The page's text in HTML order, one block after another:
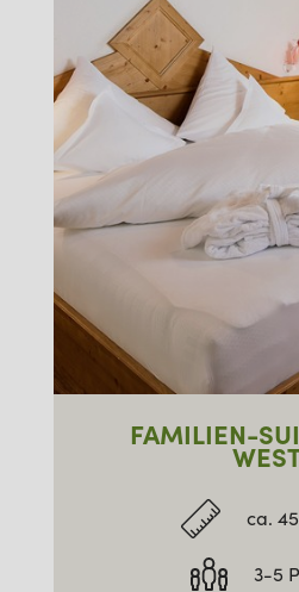
FAMILIEN-
ca.
3-5